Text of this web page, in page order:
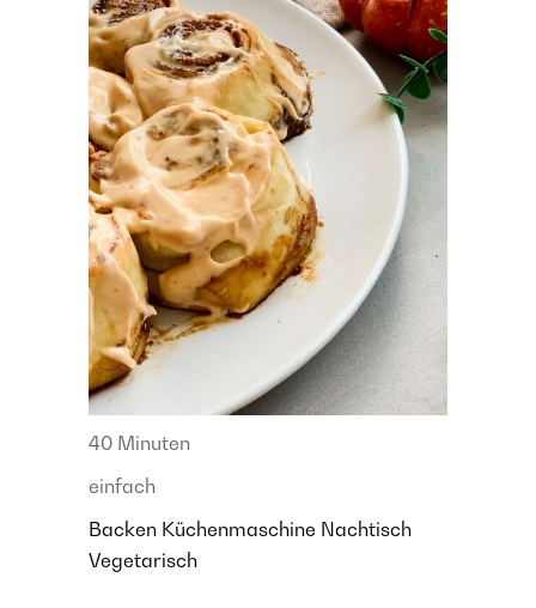
40 Minuten
einfach
Backen Küchenmaschine Nachtisch
Vegetarisch